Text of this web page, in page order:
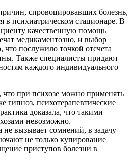
спровоцировавших болезнь,
в психиатрическом стационаре. В
качественную помощь
медикаментозно, и выбор
что послужило точкой отсчета
Также специалисты придают
каждого индивидуального
при психозе можно применять
гипноз, психотерапевтические
доказала, что такими
невозможно.
не вызывает сомнений, в задачу
не только купирование
приступов болезни в